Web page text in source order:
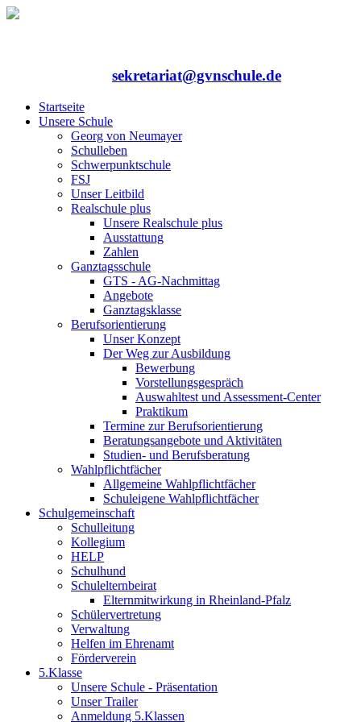
sekretariat@gvnschule.de
Startseite
Unsere Schule
Georg von Neumayer
Schulleben
Schwerpunktschule
FSJ
Unser Leitbild
Realschule plus
Unsere Realschule plus
Ausstattung
Zahlen
Ganztagsschule
GTS - AG-Nachmittag
Angebote
Ganztagsklasse
Berufsorientierung
Unser Konzept
Der Weg zur Ausbildung
Bewerbung
Vorstellungsgespräch
Auswahltest und Assessment-Center
Praktikum
Termine zur Berufsorientierung
Beratungsangebote und Aktivitäten
Studien- und Berufsberatung
Wahlpflichtfächer
Allgemeine Wahlpflichtfächer
Schuleigene Wahlpflichtfächer
Schulgemeinschaft
Schulleitung
Kollegium
HELP
Schulhund
Schulelternbeirat
Elternmitwirkung in Rheinland-Pfalz
Schülervertretung
Verwaltung
Helfen im Ehrenamt
Förderverein
5.Klasse
Unsere Schule - Präsentation
Unser Trailer
Anmeldung 5.Klassen